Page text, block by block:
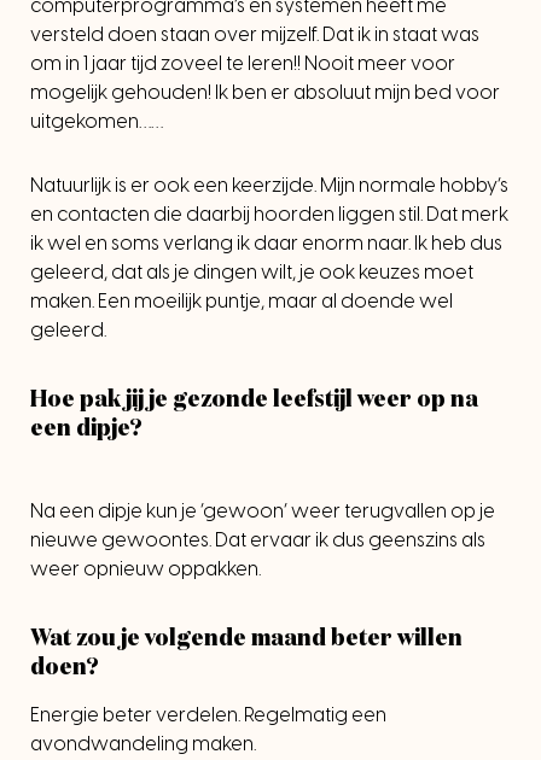
computerprogramma’s en systemen heeft me
versteld doen staan over mijzelf. Dat ik in staat was
om in 1 jaar tijd zoveel te leren!! Nooit meer voor
mogelijk gehouden! Ik ben er absoluut mijn bed voor
uitgekomen……
Natuurlijk is er ook een keerzijde. Mijn normale hobby’s
en contacten die daarbij hoorden liggen stil. Dat merk
ik wel en soms verlang ik daar enorm naar. Ik heb dus
geleerd, dat als je dingen wilt, je ook keuzes moet
maken. Een moeilijk puntje, maar al doende wel
geleerd.
Hoe pak jij je gezonde leefstijl weer op na
een dipje?
Na een dipje kun je ‘gewoon’ weer terugvallen op je
nieuwe gewoontes. Dat ervaar ik dus geenszins als
weer opnieuw oppakken.
Wat zou je volgende maand beter willen
doen?
Energie beter verdelen. Regelmatig een
avondwandeling maken.